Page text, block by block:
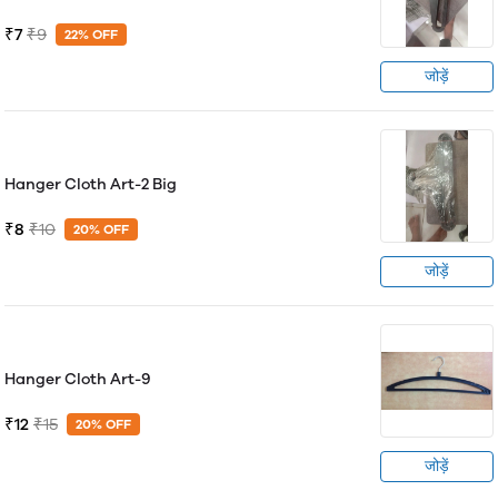
₹7 ₹9 22% OFF
जोड़ें
Hanger Cloth Art-2 Big
₹8 ₹10 20% OFF
जोड़ें
Hanger Cloth Art-9
₹12 ₹15 20% OFF
जोड़ें